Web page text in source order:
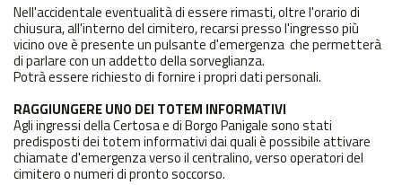
Nell'accidentale eventualità di essere rimasti, oltre l'orario di
chiusura, all'interno del cimitero, recarsi presso l'ingresso più
vicino ove è presente un pulsante d'emergenza che permetterà
di parlare con un addetto della sorveglianza.
Potrà essere richiesto di fornire i propri dati personali.
RAGGIUNGERE UNO DEI TOTEM INFORMATIVI
Agli ingressi della Certosa e di Borgo Panigale sono stati
predisposti dei totem informativi dai quali è possibileattivare
chiamate d'emergenzaverso il centralino, verso operatori del
cimitero o numeri di pronto soccorso.